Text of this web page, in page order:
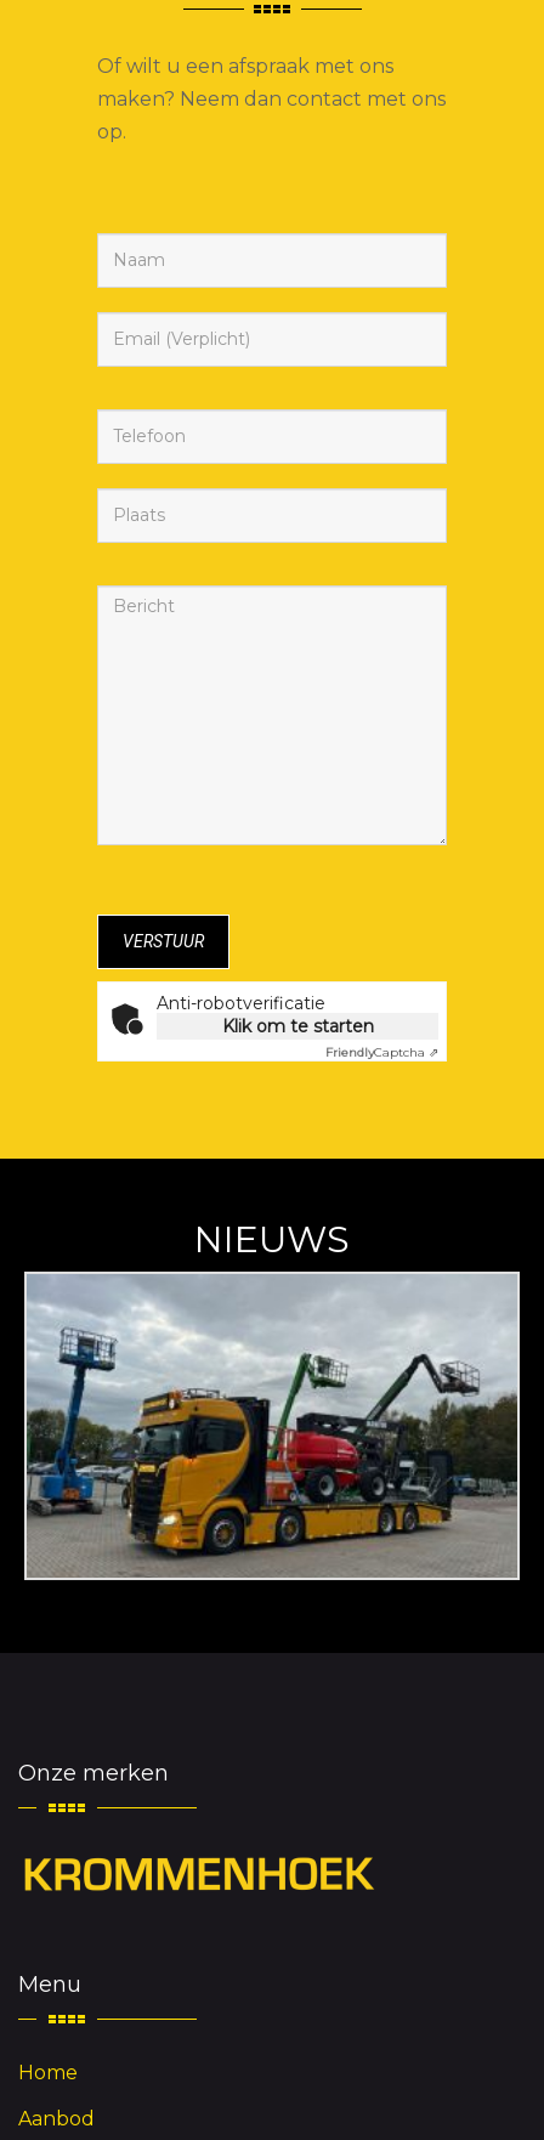
Of wilt u een afspraak met ons
maken? Neem dan contact met ons
op.
Anti-robotverificatie
Klik om te starten
FriendlyCaptcha ⇗
NIEUWS
Onze merken
Menu
Home
Aanbod